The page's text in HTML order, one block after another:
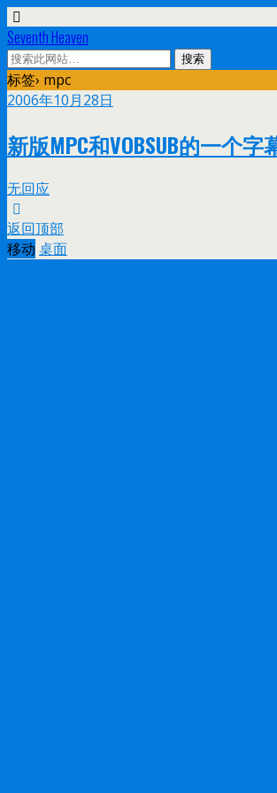
Seventh Heaven
标签› mpc
2006年10月28日
新版MPC和VOBSUB的一个字
无回应
返回顶部
移动 桌面